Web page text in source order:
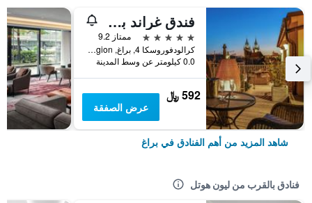
فندق غراند بوهيميا
5 نجوم
ممتاز 9.2
كرالودفوروسكا 4, براغ, Prague Region, جمهورية التشيك
0.0 كيلومتر عن وسط المدينة
592 ﷼
عرض الصفقة
شاهد المزيد من أهم الفنادق في براغ
فنادق بالقرب من ليون هوتل